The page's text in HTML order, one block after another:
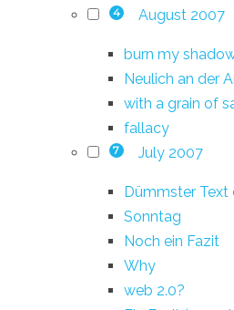
4 August 2007
burn my
Neulich an der
with a grain of
fallacy
7 July 2007
Dümmster Text
Sonntag
Noch ein Fazit
Why
web 2.0?